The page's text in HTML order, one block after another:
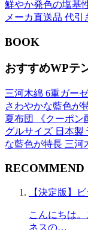
鮮やか発色の塩基
メーカ直送品 代
BOOK
おすすめWPテ
三河木綿 6重ガー
さわやかな藍色が
夏布団 《クーポン
グルサイズ 日本製
な藍色が特長 三河
RECOMMEND
【決定版】
こんにちは。
ネスの…